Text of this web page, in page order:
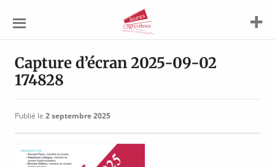
Agriculteurs
Capture d’écran 2025-09-02
174828
Publié le 2 septembre 2025